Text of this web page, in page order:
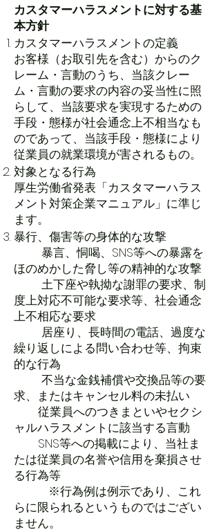
カスタマーハラスメントに対する基
本方針
カスタマーハラスメントの定義
お客様（お取引先を含む）からのク
レーム・言動のうち、当該クレー
ム・言動の要求の内容の妥当性に照
らして、当該要求を実現するための
手段・態様が社会通念上不相当なも
のであって、当該手段・態様により
従業員の就業環境が害されるもの。
対象となる行為
厚生労働省発表「カスタマーハラス
メント対策企業マニュアル」に準じ
ます。
暴行、傷害等の身体的な攻撃
暴言、恫喝、SNS等への暴露を
ほのめかした脅し等の精神的な攻撃
土下座や執拗な謝罪の要求、制
度上対応不可能な要求等、社会通念
上不相応な要求
居座り、長時間の電話、過度な
繰り返しによる問い合わせ等、拘束
的な行為
不当な金銭補償や交換品等の要
求、またはキャンセル料の未払い
従業員へのつきまといやセクシ
ャルハラスメントに該当する言動
SNS等への掲載により、当社ま
たは従業員の名誉や信用を棄損させ
る行為等
※行為例は例示であり、これ
らに限られるというものではござい
ません。